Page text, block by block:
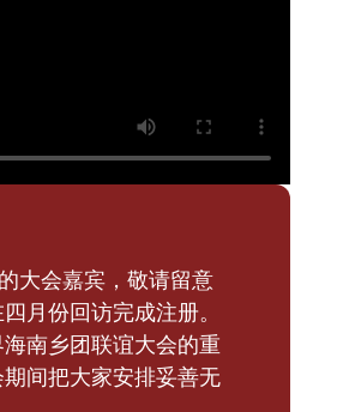
大会嘉宾，敬请留意
月份回访完成注册。
南乡团联谊大会的重
间把大家安排妥善无